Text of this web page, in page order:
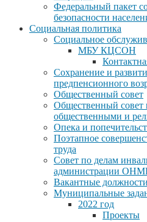
Федеральный пакет
безопасности
Социальная политика
Социальное
МБУ КЦСОН
Сохранение и
предпенсионного
Общественный совет
Общественный совет
общественными и
Опека и
Поэтапное
труда
Совет по делам
администрации
Вакантные должности
Муниципальные
2022 год
Проекты